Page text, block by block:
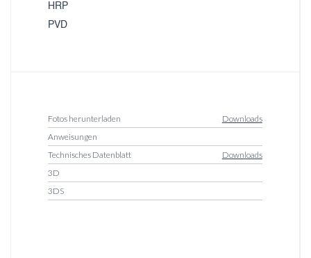
HRP
PVD
Fotos herunterladen
Downloads
Anweisungen
Technisches Datenblatt
Downloads
3D
3DS